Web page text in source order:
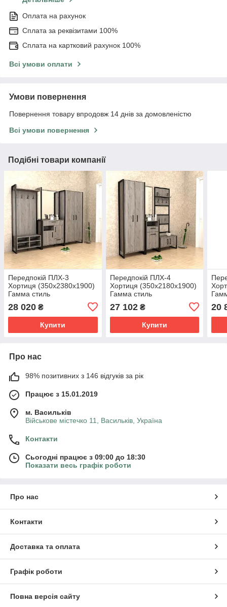
Оплата на рахунок
Сплата за реквізитами 100%
Сплата на картковий рахунок 100%
Всі умови оплати
Умови повернення
Повернення товару впродовж 14 днів за домовленістю
Всі умови повернення
Подібні товари компанії
Передпокій ПЛХ-3
Хортиця (350x2380x1900)
Гамма стиль
28 020 ₴
Купити
Передпокій ПЛХ-4
Хортиця (350x2180x1900)
Гамма стиль
27 102₴
Купити
20
Про нас
98% позитивних з 146 відгуків за рік
Працює з 15.01.2019
м. Васильків
Військове містечко 11, Васильків, Україна
Контакти
Сьогодні працює з 09:00 до 18:30
Показати весь графік роботи
Про нас
Контакти
Доставка та оплата
Графік роботи
Повна версія сайту